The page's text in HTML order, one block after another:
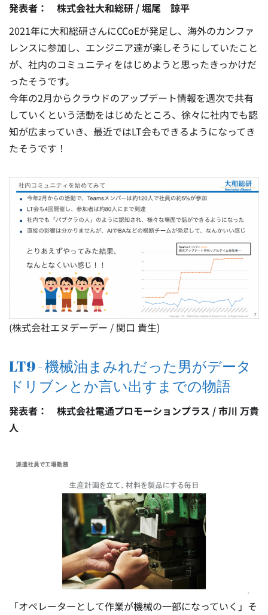
発表者： 株式会社大和総研 / 堀尾 諒平
2021年に大和総研さんにCCoEが発足し、海外のカンファ
レンスに参加し、エンジニア達が楽しそうにしていたこと
が、社内のコミュニティをはじめようと思ったきっかけだ
ったそうです。
今年の2月からクラウドのアップデート情報を週次で共有
していくという活動をはじめたところ、徐々に社内でも認
知が広まっていき、最近ではLT会もできるようになってき
たそうです！
(株式会社エヌデーデー / 関口 貴生)
LT9 - 機械油まみれだった男がデータ
ドリブンとか言い出すまでの物語
発表者： 株式会社電通プロモーションプラス / 市川 万貴
人
「オペレーターとして作業が機械の一部になっていく」そ